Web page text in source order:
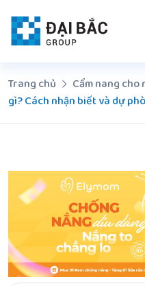
đến
nội
Trang chủ
Cẩm nang cho
gì? Cách nhận biết và dự